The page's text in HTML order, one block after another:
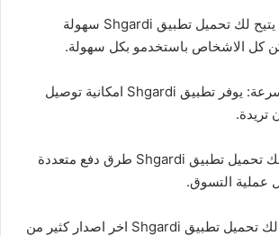
1.سهولة الاستخدام: يتيح لك تحميل تطبيق Shgardi سهولة
كل الاشخاص باستخدمو بكل سهولة.
2.توصيل الطلبات بسرعة: يوفر تطبيق Shgardi امكانية توصيل
تريدة.
3.طرق الدفع: يتيح لك تحميل تطبيق Shgardi طرق دفع متعددة
عملية التسوق.
4.توفير المال: يوفر لك تحميل تطبيق Shgardi اخر اصدار كثير من